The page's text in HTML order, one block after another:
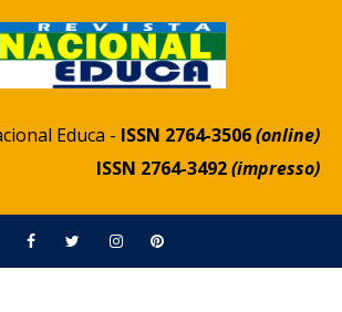
Educa - ISSN 2764-3506(online)
ISSN 2764-3492(impresso)